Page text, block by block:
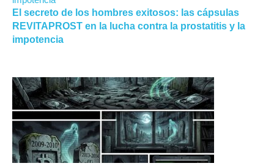
El secreto de los hombres exitosos: las cápsulas
REVITAPROST en la lucha contra la prostatitis y la
impotencia